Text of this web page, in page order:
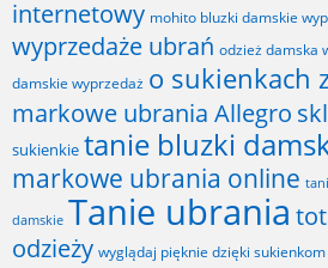
internetowy mohito bluzki damskie
wyprzedaże ubrań odzież damska
damskie wyprzedaż o sukienkach
markowe ubrania Allegro
sukienkie tanie bluzki
markowe ubrania online
damskie Tanie ubrania
odzieży wyglądaj pięknie dzięki